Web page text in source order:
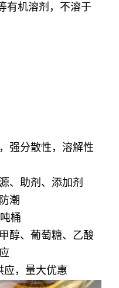
有机溶剂，不溶于
强分散性，溶解性
、助剂、添加剂
潮
桶
醇、葡萄糖、乙酸
应，量大优惠